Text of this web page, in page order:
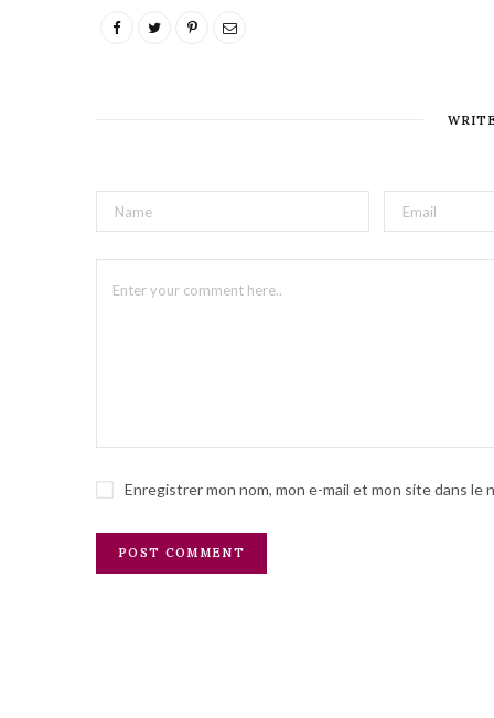
Enregistrer mon nom, mon e-mail et mon site dans